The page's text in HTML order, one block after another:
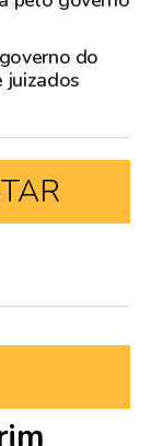
do
juizados